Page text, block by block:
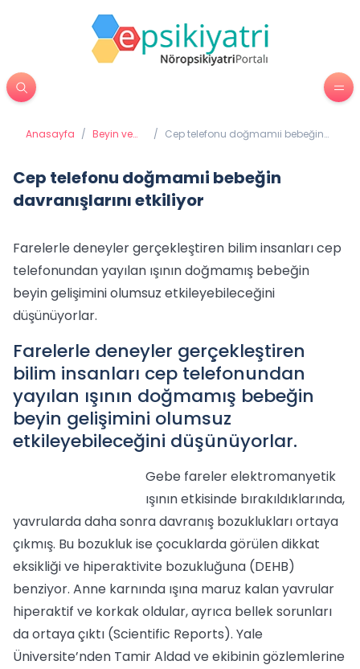
Anasayfa / Beyin ve
/ Cep telefonu doğmamıi bebeğin
Cep telefonu doğmamıi bebeğin
davranışlarını etkiliyor
Farelerle deneyler gerçekleştiren bilim insanları cep
telefonundan yayılan ışının doğmamış bebeğin
beyin gelişimini olumsuz etkileyebileceğini
düşünüyorlar.
Farelerle deneyler gerçekleştiren
bilim insanları cep telefonundan
yayılan ışının doğmamış bebeğin
beyin gelişimini olumsuz
etkileyebileceğini düşünüyorlar.
Gebe fareler elektromanyetik
ışının etkisinde bırakıldıklarında,
yavrularda daha sonra davranış bozuklukları ortaya
çıkmış. Bu bozukluk ise çocuklarda görülen dikkat
eksikliği ve hiperaktivite bozukluğuna (DEHB)
benziyor. Anne karnında ışına maruz kalan yavrular
hiperaktif ve korkak oldular, ayrıca bellek sorunları
da ortaya çıktı (Scientific Reports). Yale
Üniversite’nden Tamir Aldad ve ekibinin gözlemlerine